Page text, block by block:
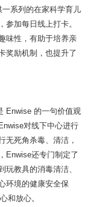
系列的在家科学育儿
加每日线上打卡。
味性，有助于培养亲
奖励机制，也提升了
Enwise 的一句价值观
对线下中心进行
无死角杀毒、清洁，
Enwise还专门制定了
教具的消毒清洁、
环境的健康安全保
和放心。